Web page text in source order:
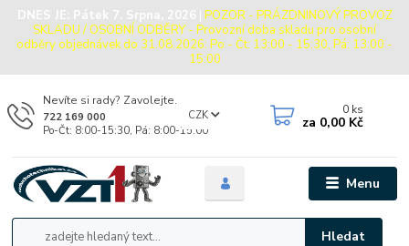
DNES JE: Pátek 7. Srpna, 2026 | POZOR - PRÁZDNINOVÝ PROVOZ
SKLADU / OSOBNÍ ODBĚRY - Provozní doba skladu pro osobní
odběry objednávek do 31.08.2026: Po - Čt: 13:00 - 15:30, Pá: 13:00 -
15:00
Menu
CZK
Hledat
Nevíte si rady? Zavolejte.
722 169 000
Po-Čt: 8:00-15:30, Pá: 8:00-15:00
0 ks
za 0,00 Kč